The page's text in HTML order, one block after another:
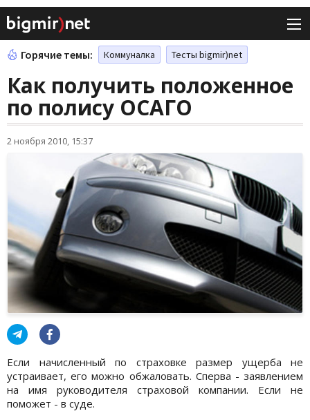
Горячие темы: Коммуналка Тесты bigmir)net
Как получить положенное
по полису ОСАГО
2 ноября 2010, 15:37
Если начисленный по страховке размер ущерба не
устраивает, его можно обжаловать. Сперва - заявлением
на имя руководителя страховой компании. Если не
поможет - в суде.